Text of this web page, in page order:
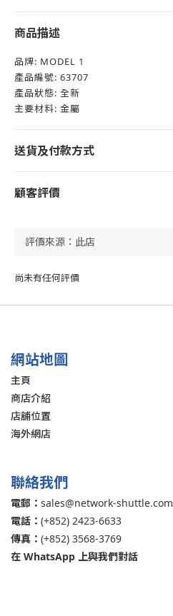
商品描述
品牌: MODEL 1
產品編號: 63707
產品狀態: 全新
主要材料: 金屬
送貨及付款方式
顧客評價
尚未有任何評價
網站地圖
主頁
商店介紹
店舖位置
海外網店
聯絡我們
電郵： sales@network-shuttle.com
電話： (+852) 2423-6633
傳真： (+852) 3568-3769
在 WhatsApp 上與我們對話